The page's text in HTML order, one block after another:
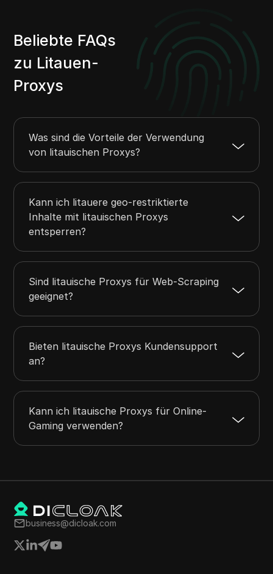
Beliebte FAQs
zu Litauen-
Proxys
Was sind die Vorteile der Verwendung
von litauischen Proxys?
Kann ich litauere geo-restriktierte
Inhalte mit litauischen Proxys
entsperren?
Sind litauische Proxys für Web-Scraping
geeignet?
Bieten litauische Proxys Kundensupport
an?
Kann ich litauische Proxys für Online-
Gaming verwenden?
business@dicloak.com